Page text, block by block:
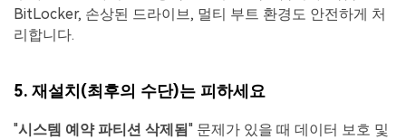
BitLocker, 손상된 드라이브, 멀티 부트 환경도 안전하게 처
리합니다.
5. 재설치(최후의 수단)는 피하세요
"시스템 예약 파티션 삭제됨" 문제가 있을 때 데이터 보호 및